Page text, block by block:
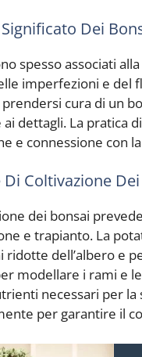
Dei
spesso associati
imperfezioni e del
cura di un
dettagli. La pratica
e connessione con
Di Coltivazione
dei bonsai
e trapianto. La
ridotte dell’albero e
modellare i rami e
necessari per
per garantire il